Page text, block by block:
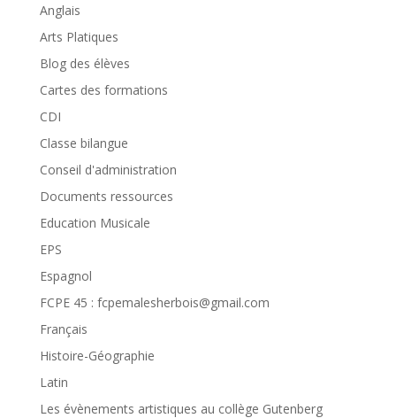
Anglais
Arts Platiques
Blog des élèves
Cartes des formations
CDI
Classe bilangue
Conseil d'administration
Documents ressources
Education Musicale
EPS
Espagnol
FCPE 45 : fcpemalesherbois@gmail.com
Français
Histoire-Géographie
Latin
Les évènements artistiques au collège Gutenberg